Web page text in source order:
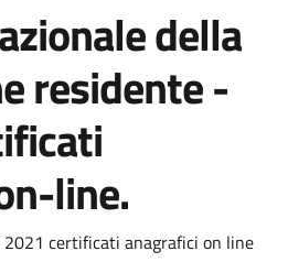
della
residente -
line.
2021 certificati anagrafici on line